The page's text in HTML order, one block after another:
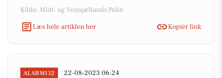
Kilde: Midt- og Vestsjællands Politi
Læs hele artiklen her
Kopiér link
ALARM112 22-08-2023 06:24